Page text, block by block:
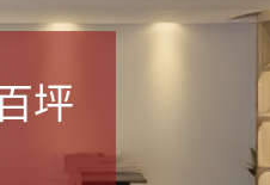
為您